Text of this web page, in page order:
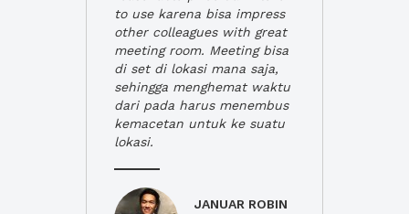
to use karena bisa impress
other colleagues with great
meeting room. Meeting bisa
di set di lokasi mana saja,
sehingga menghemat waktu
dari pada harus menembus
kemacetan untuk ke suatu
lokasi.
JANUAR ROBIN